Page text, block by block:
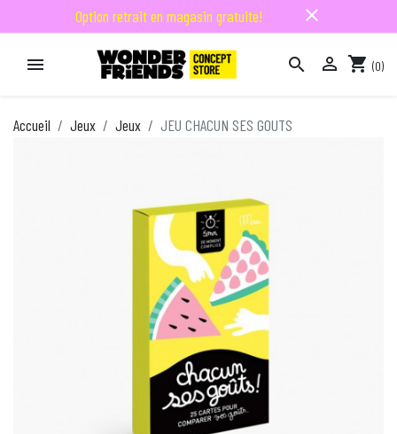
Option retrait en magasin gratuite! close
   shopping_cart (0)
Accueil Jeux Jeux JEU CHACUN SES GOUTS